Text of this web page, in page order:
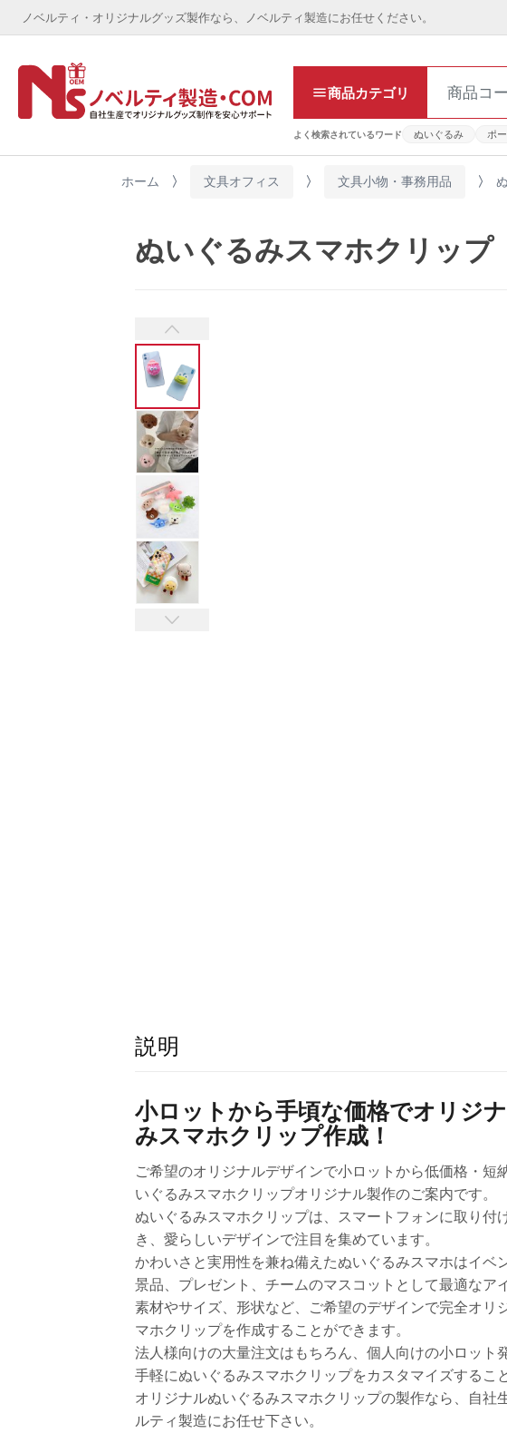
ノベルティ・オリジナルグッズ製作なら、ノベルティ製造にお任せください。
商品カテゴリ
よく検索されているワード ぬいぐるみ ポ
ホーム 文具オフィス 文具小物・事務用品
ぬいぐるみスマホクリップ
説明
小ロットから手頃な価格でオリジ
みスマホクリップ作成！
ご希望のオリジナルデザインで小ロットから低価格・短
いぐるみスマホクリップオリジナル製作のご案内です。
ぬいぐるみスマホクリップは、スマートフォンに取り付
き、愛らしいデザインで注目を集めています。
かわいさと実用性を兼ね備えたぬいぐるみスマホはイベ
景品、プレゼント、チームのマスコットとして最適なア
素材やサイズ、形状など、ご希望のデザインで完全オリ
マホクリップを作成することができます。
法人様向けの大量注文はもちろん、個人向けの小ロット
手軽にぬいぐるみスマホクリップをカスタマイズするこ
オリジナルぬいぐるみスマホクリップの製作なら、自社
ルティ製造にお任せ下さい。